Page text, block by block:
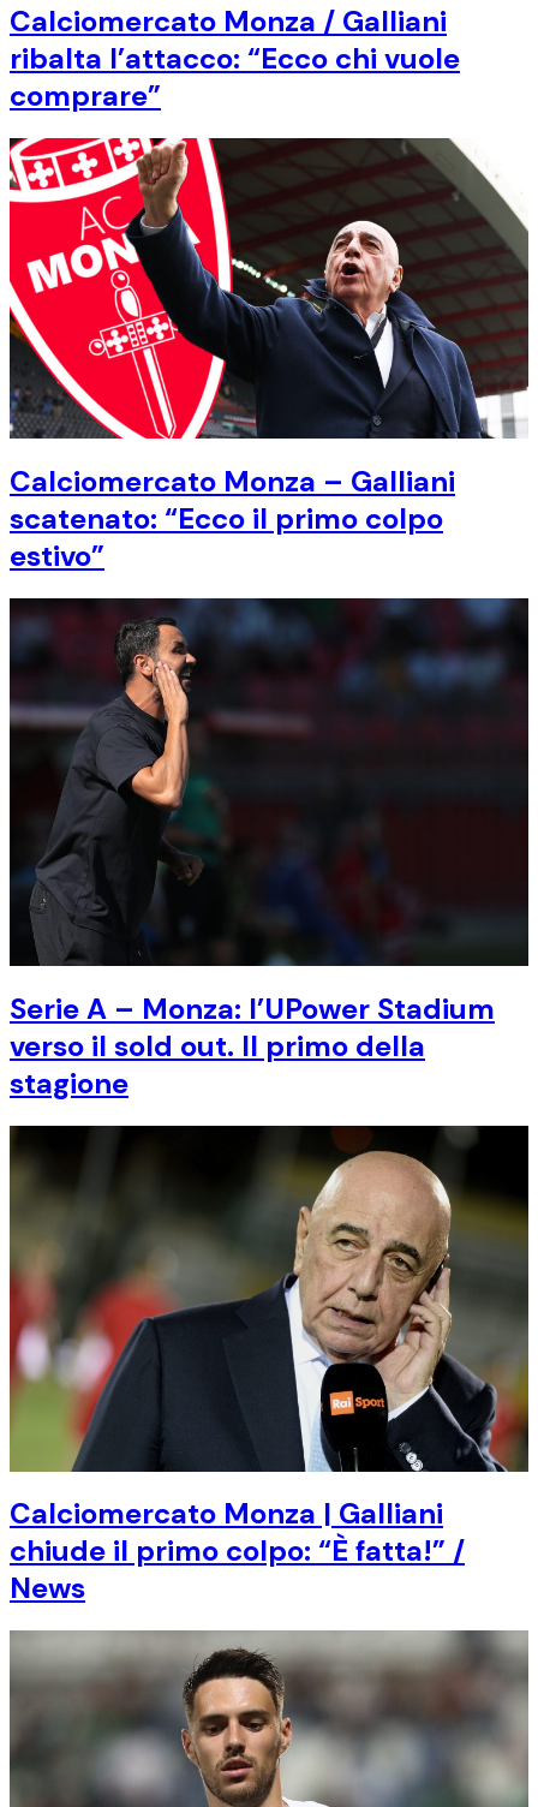
Calciomercato Monza / Galliani
ribalta l’attacco: “Ecco chi vuole
comprare”
Calciomercato Monza – Galliani
scatenato: “Ecco il primo colpo
estivo”
Serie A – Monza: l’UPower Stadium
verso il sold out. Il primo della
stagione
Calciomercato Monza | Galliani
chiude il primo colpo: “È fatta!” /
News